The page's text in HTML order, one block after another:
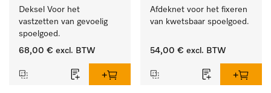
Deksel Voor het
vastzetten van gevoelig
spoelgoed.
68,00 € excl. BTW
Afdeknet voor het fixeren
van kwetsbaar spoelgoed.
54,00 € excl. BTW